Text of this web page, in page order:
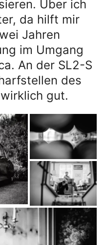
Über ich
da hilft mir
Jahren
im Umgang
An der SL2-S
des
gut.